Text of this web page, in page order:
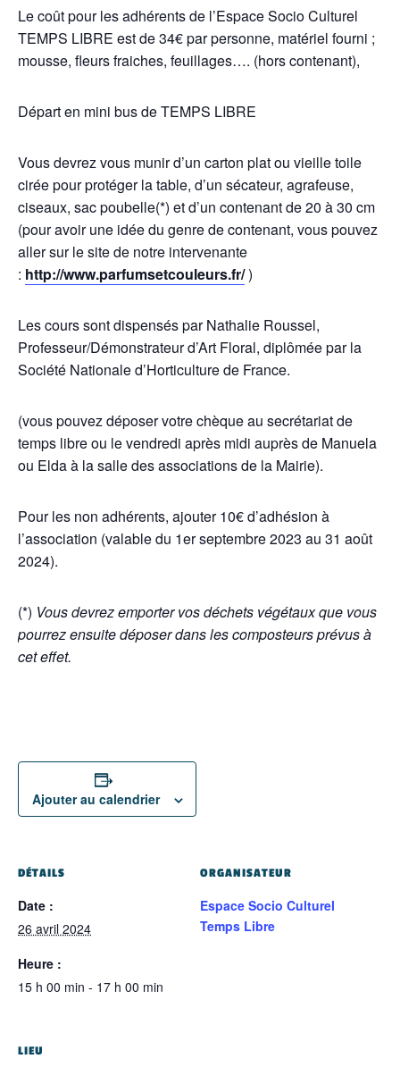
Le coût pour les adhérents de l’Espace Socio Culturel
TEMPS LIBRE est de 34€ par personne, matériel fourni ;
mousse, fleurs fraiches, feuillages…. (hors contenant),
Départ en mini bus de TEMPS LIBRE
Vous devrez vous munir d’un carton plat ou vieille toile
cirée pour protéger la table, d’un sécateur, agrafeuse,
ciseaux, sac poubelle(*) et d’un contenant de 20 à 30 cm
(pour avoir une idée du genre de contenant, vous pouvez
aller sur le site de notre intervenante
: http://www.parfumsetcouleurs.fr/)
Les cours sont dispensés par Nathalie Roussel,
Professeur/Démonstrateur d’Art Floral, diplômée par la
Société Nationale d’Horticulture de France.
(vous pouvez déposer votre chèque au secrétariat de
temps libre ou le vendredi après midi auprès de Manuela
ou Elda à la salle des associations de la Mairie).
Pour les non adhérents, ajouter 10€ d’adhésion à
l’association (valable du 1er septembre 2023 au 31 août
2024).
(*) Vous devrez emporter vos déchets végétaux que vous
pourrez ensuite déposer dans les composteurs prévus à
cet effet.
Ajouter au calendrier
DÉTAILS
Date :
26 avril 2024
Heure :
15 h 00 min - 17 h 00 min
ORGANISATEUR
Espace Socio Culturel
Temps Libre
LIEU